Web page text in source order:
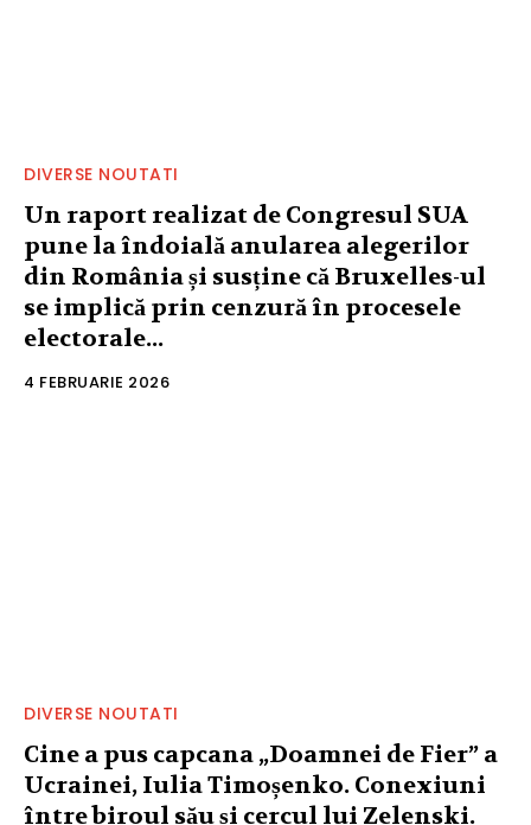
DIVERSE NOUTATI
Un raport realizat de Congresul SUA
pune la îndoială anularea alegerilor
din România și susține că Bruxelles-ul
se implică prin cenzură în procesele
electorale...
4 FEBRUARIE 2026
DIVERSE NOUTATI
Cine a pus capcana „Doamnei de Fier” a
Ucrainei, Iulia Timoșenko. Conexiuni
între biroul său și cercul lui Zelenski.